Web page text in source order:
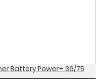
Battery Power+ 36/75